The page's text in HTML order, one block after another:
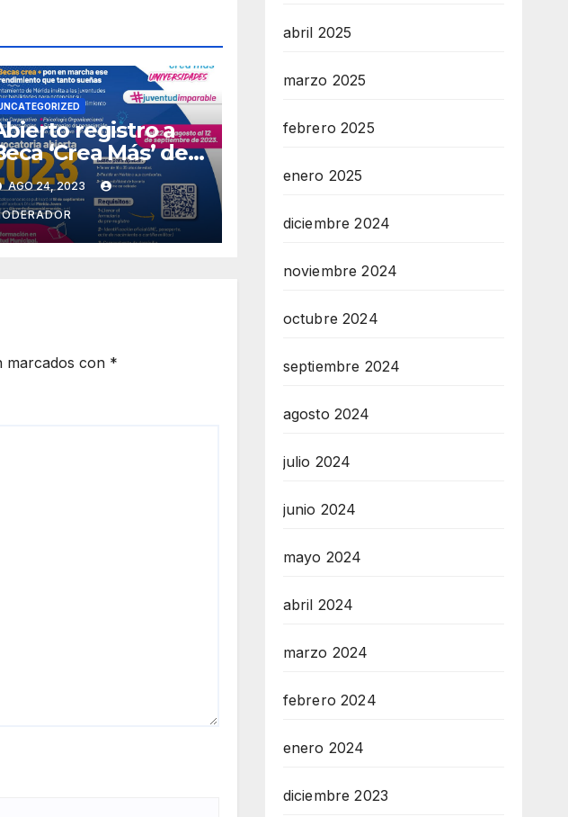
registro a
‘Crea Más’ de
meridana
jóvenes
AGO 24, 2023
marcados con *
abril 2025
marzo 2025
febrero 2025
enero 2025
diciembre 2024
noviembre 2024
octubre 2024
septiembre 2024
agosto 2024
julio 2024
junio 2024
mayo 2024
abril 2024
marzo 2024
febrero 2024
enero 2024
diciembre 2023